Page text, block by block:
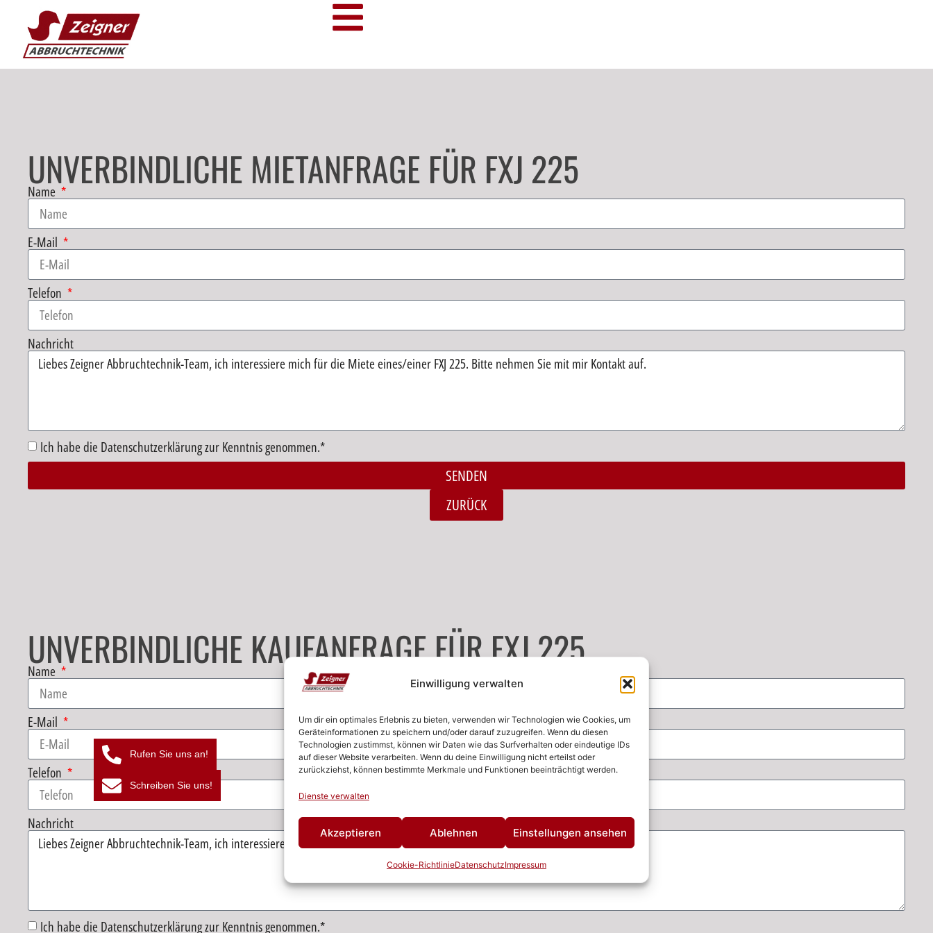
Einwilligung verwalten
Um dir ein optimales Erlebnis zu bieten, verwenden wir Technologien wie Cookies, um
Geräteinformationen zu speichern und/oder darauf zuzugreifen. Wenn du diesen
Technologien zustimmst, können wir Daten wie das Surfverhalten oder eindeutige IDs
auf dieser Website verarbeiten. Wenn du deine Einwilligung nicht erteilst oder
zurückziehst, können bestimmte Merkmale und Funktionen beeinträchtigt werden.
Dienste verwalten
Akzeptieren Ablehnen Einstellungen ansehen
Cookie-RichtlinieDatenschutzImpressum
UNVERBINDLICHE MIETANFRAGE FÜR FXJ 225
Name
E-Mail
Telefon
Nachricht
Ich habe die Datenschutzerklärung zur Kenntnis genommen.*
SENDEN
ZURÜCK
UNVERBINDLICHE KAUFANFRAGE FÜR FXJ 225
Name
E-Mail
Telefon
Nachricht
Ich habe die Datenschutzerklärung zur Kenntnis genommen.*
Rufen Sie uns an!
Schreiben Sie uns!